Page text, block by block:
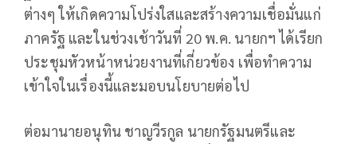
ต่างๆ ให้เกิดความโปร่งใสและสร้างความเชื่อมั่นแก่
ภาครัฐ และในช่วงเช้าวันที่ 20 พ.ค.​ นายกฯ ได้เรียก
ประชุมหัวหน้าหน่วยงานที่เกี่ยวข้อง เพื่อทำความ
เข้าใจในเรื่องนี้และมอบนโยบายต่อไป
ต่อมานายอนุทิน ชาญวีรกูล นายกรัฐมนตรีและ